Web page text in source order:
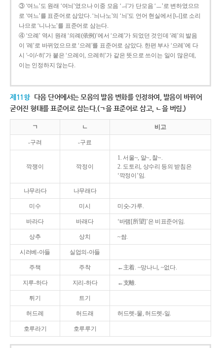
③ ‘여느’도 원래 ‘여늬’였으나 이중 모음 ‘ㅢ’가 단모음 ‘ㅡ’로 변하였으므
로 ‘여느’를 표준어로 삼았다. ‘늬나노’의 ‘늬’도 언어 현실에서 [니]로 소리
나므로 ‘니나노’를 표준어로 삼는다.
④ ‘으례’ 역시 원래 ‘의례(依例)’에서 ‘으례’가 되었던 것인데 ‘례’의 발음
이 ‘레’로 바뀌었으므로 ‘으레’를 표준어로 삼았다. 한편 부사 ‘으레’에 다
시 ‘-이/-히’가 붙은 ‘으레이, 으레히’가 같은 뜻으로 쓰이는 일이 많은데,
이는 인정하지 않는다.
제11항 다음 단어에서는 모음의 발음 변화를 인정하여, 발음이 바뀌어
굳어진 형태를 표준어로 삼는다.(ㄱ을 표준어로 삼고, ㄴ을 버림.)
ㄱ ㄴ 비고
-구려 -구료
깍쟁이 깍정이
1. 서울~, 알~, 찰~.
2. 도토리, 상수리 등의 받침은
‘깍정이’임.
나무라다 나무래다
미수 미시 미숫-가루.
바라다 바래다 ‘바램[所望]’은 비표준어임.
상추 상치 ~쌈.
시러베-아들 실업의-아들
주책 주착 ←主着. ~망나니, ~없다.
지루-하다 지리-하다 ←支離.
튀기 트기
허드레 허드래 허드렛-물, 허드렛-일.
호루라기 호루루기